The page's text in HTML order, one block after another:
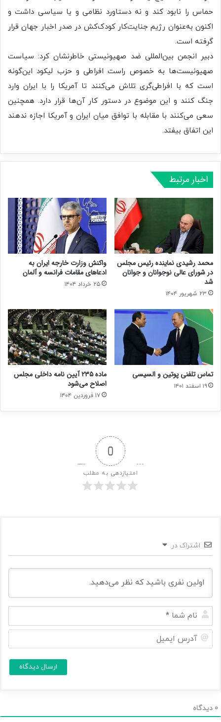
حماس را نابود کند و نه دستاورد نظامی و یا سیاسی داشت و
اکنون به‌عنوان رژیم جنایت‌کار کودک‌کش در صدر اخبار جهان قرار
گرفته است.
دبیر انجمن بین‌المللی ضد صهیونیستی خاطرنشان کرد: سیاست
صهیونیست‌ها به خصوص راست افراطی و حزب لیکود این‌گونه
است که با افراطی‌گری تلاش می‌کنند تا آمریکا را با ایران وارد
جنگ کنند و این موضوع در دستور کار آن‌ها قرار دارد. همچنین
سعی می‌کنند با مقابله با توافق میان ایران و آمریکا اجازه ندهند
این اتفاق بیفتد.
اخبار مرتبط
محمد رشیدی نماینده رئیس مجلس
در شورای عالی نوجوانان و جوانان
شد
۲۳ شهریور ۱۴۰۴
واکنش وزارت خارجه ایران به
ادعاهای مقامات فرانسه و آلمان
۲۵ خرداد ۱۴۰۴
تماس تلفنی پوتین و السیسی
۱۹ اسفند ۱۴۰۱
ماده ۲۳۵ آیین نامه داخلی مجلس
اصلاح می‌شود
۱۷ فروردین ۱۴۰۴
0
امتیازدهی به مطلب
اشتراک در
م
م
0 دیدگاه